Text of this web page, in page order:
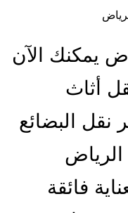
يمكنك الآن
أثاث
نقل البضائع
فائقة